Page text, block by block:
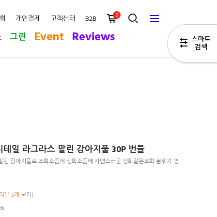
개인결제 고객센터 B2B 0
그린 Event Reviews
일 라그라스 말린 강아지풀 30P 번들
린 강아지풀로 조화소품에 생화소품에 자연스러운 생화같은조화 분위기 연
뷰 3개보기↓